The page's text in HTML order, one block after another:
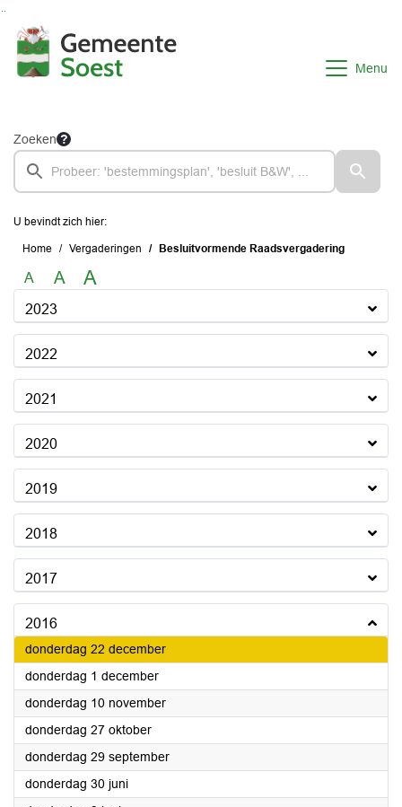
Menu
Zoeken
U bevindt zich hier:
Home Vergaderingen Besluitvormende Raadsvergadering
A A A
2023
2022
2021
2020
2019
2018
2017
2016
donderdag 22 december2016
donderdag 1 december2016
donderdag 10 november2016
donderdag 27 oktober2016
donderdag 29 september2016
donderdag 30 juni2016